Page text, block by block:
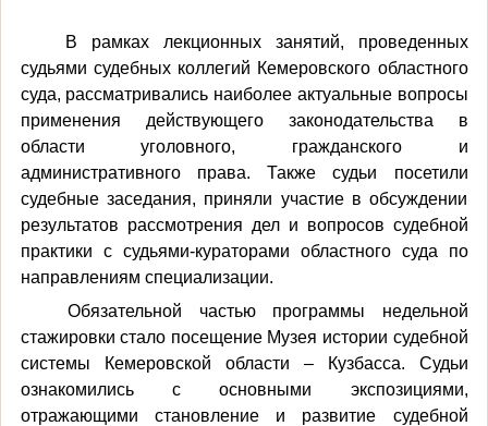
В рамках лекционных занятий, проведенных
судьями судебных коллегий Кемеровского областного
суда, рассматривались наиболее актуальные вопросы
применения действующего законодательства в
области уголовного, гражданского и
административного права. Также судьи посетили
судебные заседания, приняли участие в обсуждении
результатов рассмотрения дел и вопросов судебной
практики с судьями-кураторами областного суда по
направлениям специализации.
Обязательной частью программы недельной
стажировки стало посещение Музея истории судебной
системы Кемеровской области – Кузбасса. Судьи
ознакомились с основными экспозициями,
отражающими становление и развитие судебной